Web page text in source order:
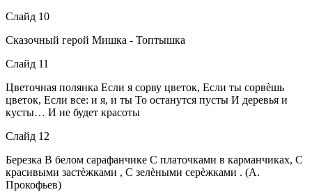
Слайд 10
Сказочный герой Мишка - Топтышка
Слайд 11
Цветочная полянка Если я сорву цветок, Если ты сорвѐшь
цветок, Если все: и я, и ты То останутся пусты И деревья и
кусты… И не будет красоты
Слайд 12
Березка В белом сарафанчике С платочками в карманчиках, С
красивыми застѐжками , С зелѐными серѐжками . (А.
Прокофьев)